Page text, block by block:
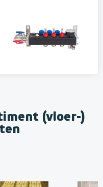
(vloer-)